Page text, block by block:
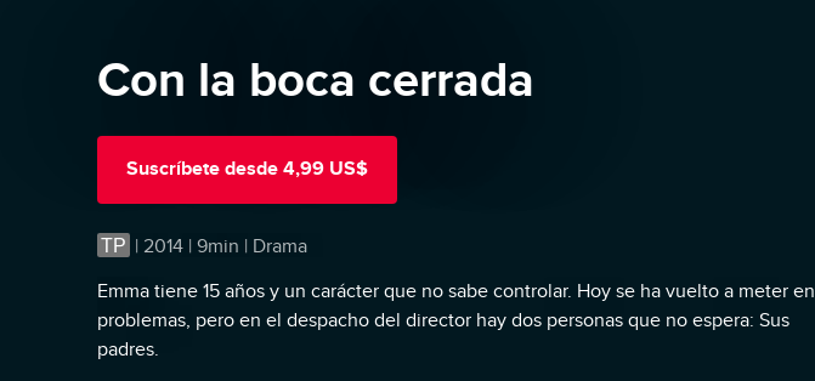
Con la boca cerrada
Suscríbete desde 4,99 US$
TP | 2014 | 9min | Drama
Emma tiene 15 años y un carácter que no sabe controlar. Hoy se ha vuelto a meter en
problemas, pero en el despacho del director hay dos personas que no espera: Sus
padres.